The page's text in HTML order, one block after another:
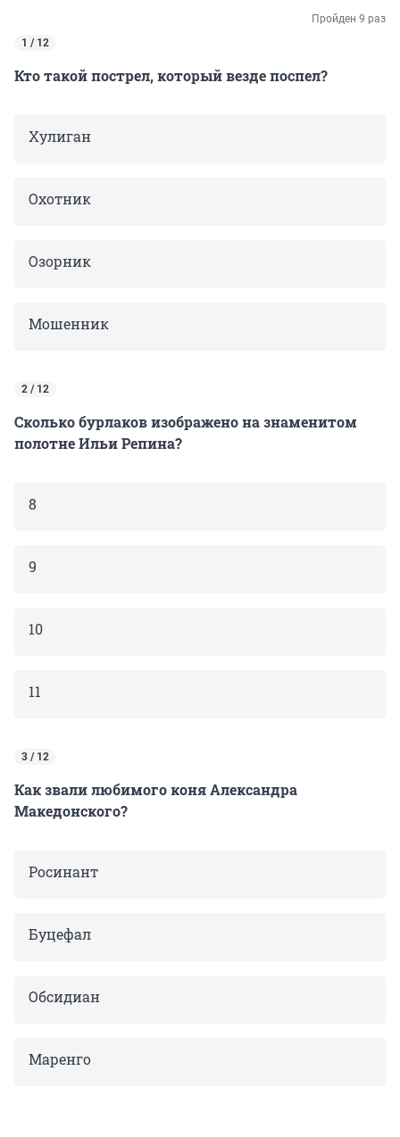
Пройден 9 раз
1 / 12
Кто такой пострел, который везде поспел?
Хулиган
Охотник
Озорник
Мошенник
2 / 12
Сколько бурлаков изображено на знаменитом
полотне Ильи Репина?
8
9
10
11
3 / 12
Как звали любимого коня Александра
Македонского?
Росинант
Буцефал
Обсидиан
Маренго